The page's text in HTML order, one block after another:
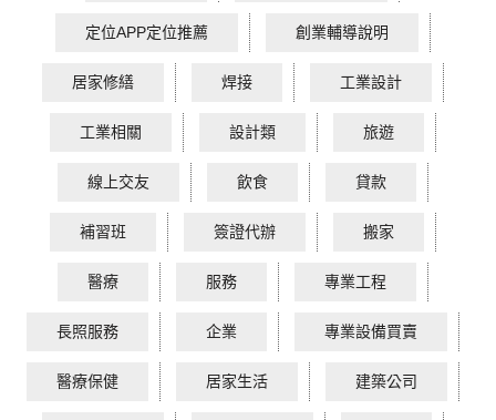
定位APP定位推薦 創業輔導說明
居家修繕 焊接 工業設計
工業相關 設計類 旅遊
線上交友 飲食 貸款
補習班 簽證代辦 搬家
醫療 服務 專業工程
長照服務 企業 專業設備買賣
醫療保健 居家生活 建築公司